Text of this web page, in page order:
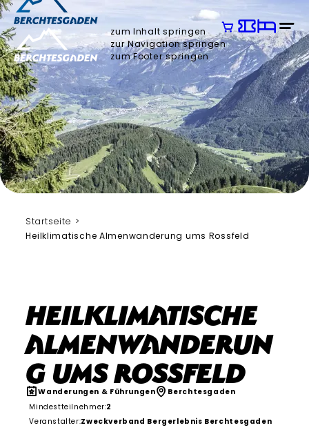
zum Inhalt springen
zur Navigation springen
zum Footer springen
Startseite
Heilklimatische Almenwanderung ums Rossfeld
Heilklimatische
Almenwanderun
g ums Rossfeld
Wanderungen & Führungen
Berchtesgaden
Mindestteilnehmer:2
Veranstalter:Zweckverband Bergerlebnis Berchtesgaden